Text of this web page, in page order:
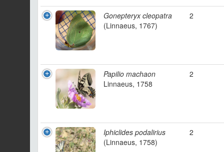
Gonepteryx cleopatra
(Linnaeus, 1767)
2
Papilio machaon
Linnaeus, 1758
2
Iphiclides podalirius
(Linnaeus, 1758)
2